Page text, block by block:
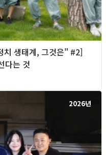
생태계, 그것은" #2]
다는 것
2026년